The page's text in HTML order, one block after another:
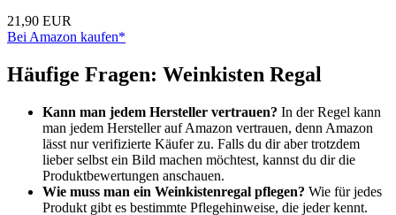
21,90 EUR
Bei Amazon kaufen*
Häufige Fragen: Weinkisten Regal
Kann man jedem Hersteller vertrauen? In der Regel kann
man jedem Hersteller auf Amazon vertrauen, denn Amazon
lässt nur verifizierte Käufer zu. Falls du dir aber trotzdem
lieber selbst ein Bild machen möchtest, kannst du dir die
Produktbewertungen anschauen.
Wie muss man ein Weinkistenregal pflegen? Wie für jedes
Produkt gibt es bestimmte Pflegehinweise, die jeder kennt.